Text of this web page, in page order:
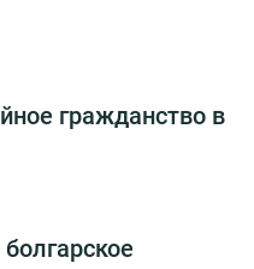
гражданство в